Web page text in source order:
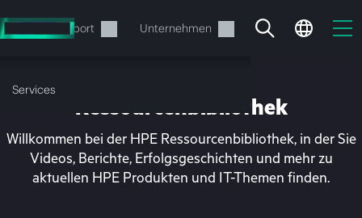
Hauptinhalt
wechseln
Support Unternehmen
Services
Ressourcenbibliothek
Willkommen bei der HPE Ressourcenbibliothek, in der Sie
Videos, Berichte, Erfolgsgeschichten und mehr zu
aktuellen HPE Produkten und IT-Themen finden.